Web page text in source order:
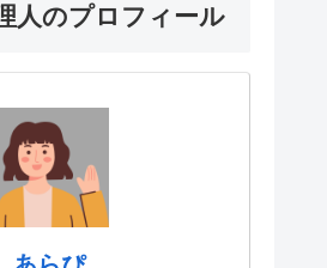
人のプロフィール